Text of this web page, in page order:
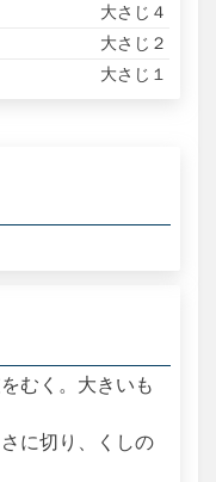
大さじ４
大さじ２
大さじ１
むく。大きいも
に切り、くしの